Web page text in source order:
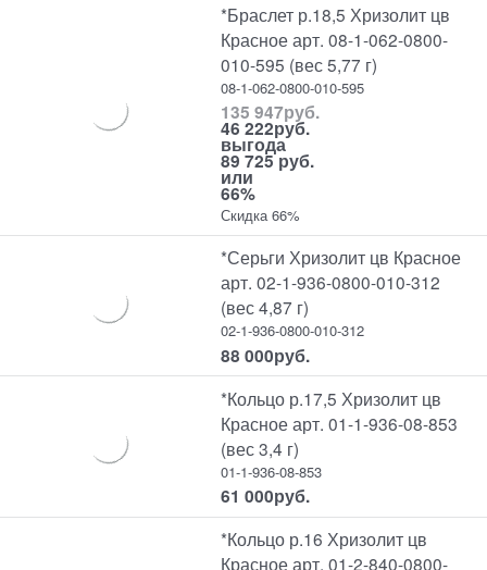
*Браслет р.18,5 Хризолит цв
Красное арт. 08-1-062-0800-
010-595 (вес 5,77 г)
08-1-062-0800-010-595
135 947руб.
46 222руб.
выгода
89 725 руб.
или
66%
Скидка 66%
*Серьги Хризолит цв Красное
арт. 02-1-936-0800-010-312
(вес 4,87 г)
02-1-936-0800-010-312
88 000руб.
*Кольцо р.17,5 Хризолит цв
Красное арт. 01-1-936-08-853
(вес 3,4 г)
01-1-936-08-853
61 000руб.
*Кольцо р.16 Хризолит цв
Красное арт. 01-2-840-0800-